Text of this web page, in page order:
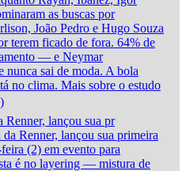
Renner, lançou sua pr